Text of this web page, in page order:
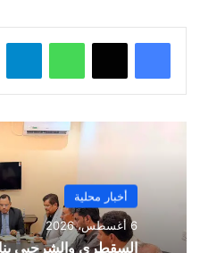
واتساب
أخبار محلية
6 أغسطس، 2026
السقطري والشرجبي